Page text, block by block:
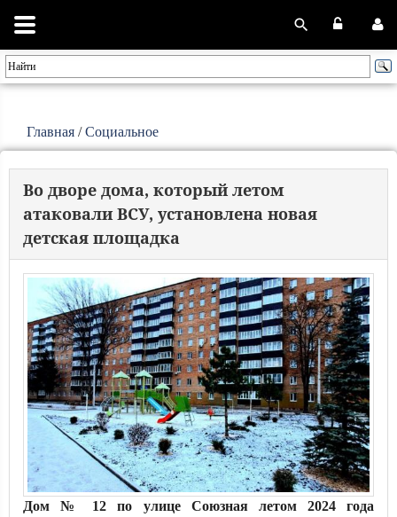
Главная /Социальное
Во дворе дома, который летом
атаковали ВСУ, установлена новая
детская площадка
Дом № 12 по улице Союзная летом 2024 года